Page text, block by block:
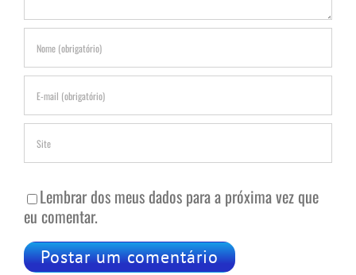
Lembrar dos meus dados para a próxima vez que
eu comentar.